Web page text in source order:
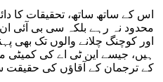
اس کے ساتھ ساتھ، تحقیقات کا
محدود نہ رہے بلکہ سی بی آئی ان
اور کوچنگ چلانے والوں تک بھی
ہیں، جیسے این ٹی اے کی کمیٹی
کے ترجمان کے آقاؤں کی حقیقت